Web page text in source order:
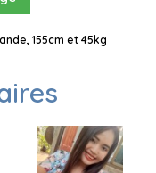
155cm et 45kg